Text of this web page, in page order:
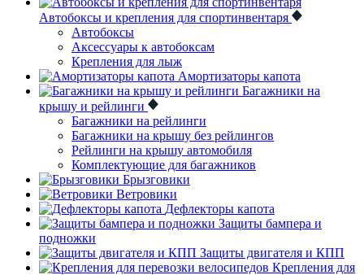
Автобоксы и крепления для спортинвентаря
Автобоксы
Аксессуары к автобоксам
Крепления для лыж
Амортизаторы капота
Багажники на
крышу и рейлинги
Багажники на рейлинги
Багажники на крышу без рейлингов
Рейлинги на крышу автомобиля
Комплектующие для багажников
Брызговики
Ветровики
Дефлекторы капота
Защиты бампера и
подножки
Защиты двигателя и КПП
Крепления для